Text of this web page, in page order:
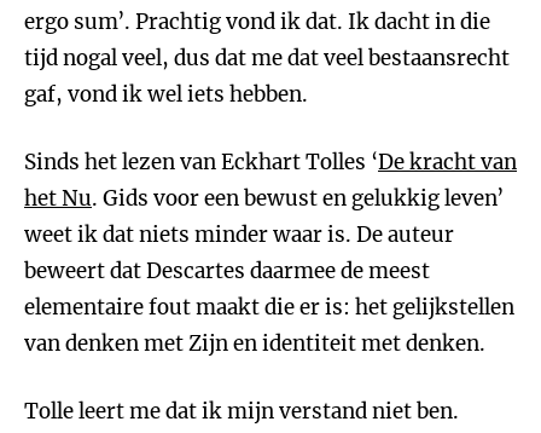
ergo sum’. Prachtig vond ik dat. Ik dacht in die
tijd nogal veel, dus dat me dat veel bestaansrecht
gaf, vond ik wel iets hebben.
Sinds het lezen van Eckhart Tolles ‘De kracht van
het Nu. Gids voor een bewust en gelukkig leven’
weet ik dat niets minder waar is. De auteur
beweert dat Descartes daarmee de meest
elementaire fout maakt die er is: het gelijkstellen
van denken met Zijn en identiteit met denken.
Tolle leert me dat ik mijn verstand niet ben.